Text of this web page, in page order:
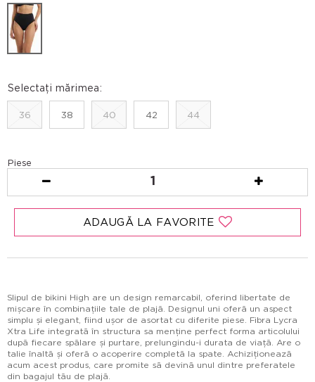
Selectați mărimea:
36 38 40 42 44
Piese
1
ADAUGĂ LA FAVORITE
Slipul de bikini High are un design remarcabil, oferind libertate de
mișcare în combinațiile tale de plajă. Designul uni oferă un aspect
simplu și elegant, fiind ușor de asortat cu diferite piese. Fibra Lycra
Xtra Life integrată în structura sa menține perfect forma articolului
după fiecare spălare și purtare, prelungindu-i durata de viață. Are o
talie înaltă și oferă o acoperire completă la spate. Achiziționează
acum acest produs, care promite să devină unul dintre preferatele
din bagajul tău de plajă.